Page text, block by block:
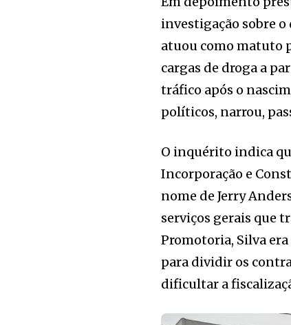
investigação sobre
atuou como matuto
cargas de droga a
tráfico após o
políticos, narrou,
O inquérito indica
Incorporação e
nome de Jerry
serviços gerais que
Promotoria, Silva
para dividir os
dificultar a